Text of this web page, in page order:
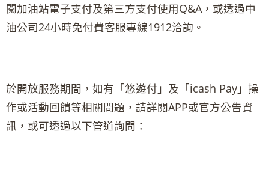
閱加油站電子支付及第三方支付使用Q&A，或透過中
油公司24小時免付費客服專線1912洽詢。
於開放服務期間，如有「悠遊付」及「icash Pay」操
作或活動回饋等相關問題，請詳閱APP或官方公告資
訊，或可透過以下管道詢問：